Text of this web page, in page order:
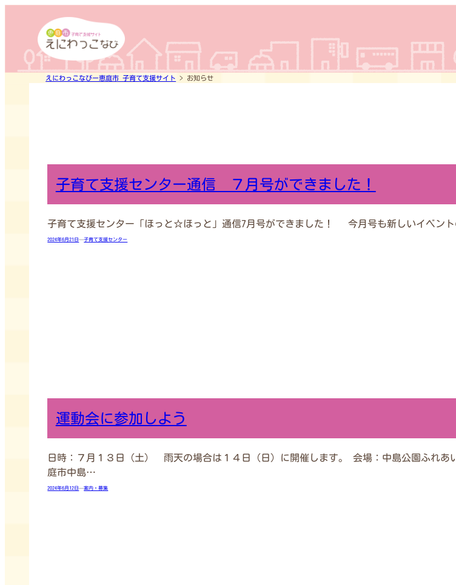
えにわっこなびー恵庭市 子育て支援サイト > お知らせ
子育て支援センター通信 ７月号ができました！
子育て支援センター「ほっと☆ほっと」通信7月号ができました！ 今月号も新しいイベン
2024年6月21日—子育て支援センター
運動会に参加しよう
日時：７月１３日（土） 雨天の場合は１４日（日）に開催します。 会場：中島公園ふ
庭市中島…
2024年6月12日—案内・募集